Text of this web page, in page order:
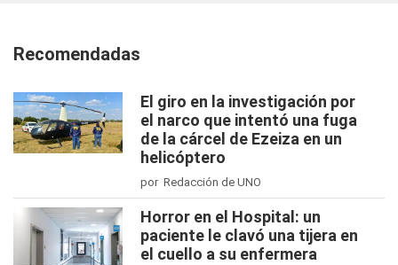
Recomendadas
El giro en la investigación por
el narco que intentó una fuga
de la cárcel de Ezeiza en un
helicóptero
por Redacción de UNO
Horror en el Hospital: un
paciente le clavó una tijera en
el cuello a su enfermera